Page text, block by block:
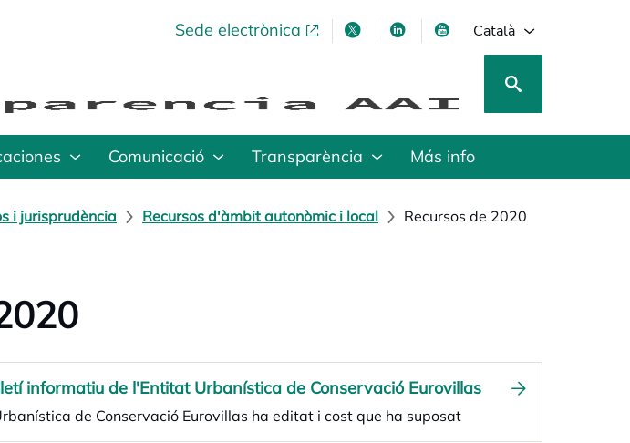
Sede electrònicaopens in a new tabopens in a new tab
opens in a new tab
opens in a new tab
Català
Comunicació Transparència Más info
i jurisprudència Recursos d'àmbit autonòmic i local Recursos de 2020
informatiu de l'Entitat Urbanística de Conservació Eurovillas
de Conservació Eurovillas ha editat i cost que ha suposat